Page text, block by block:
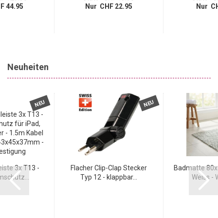
44.95
Nur CHF 22.95
Nur
Neuheiten
NEU
3x T13 -
NEU
Flacher Clip-Clap Stecker
Typ 12 - klappbar...
Badmatte
Weiss -